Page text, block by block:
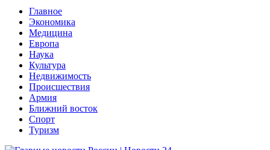
Главное
Экономика
Медицина
Европа
Наука
Культура
Недвижимость
Происшествия
Армия
Ближний восток
Спорт
Туризм